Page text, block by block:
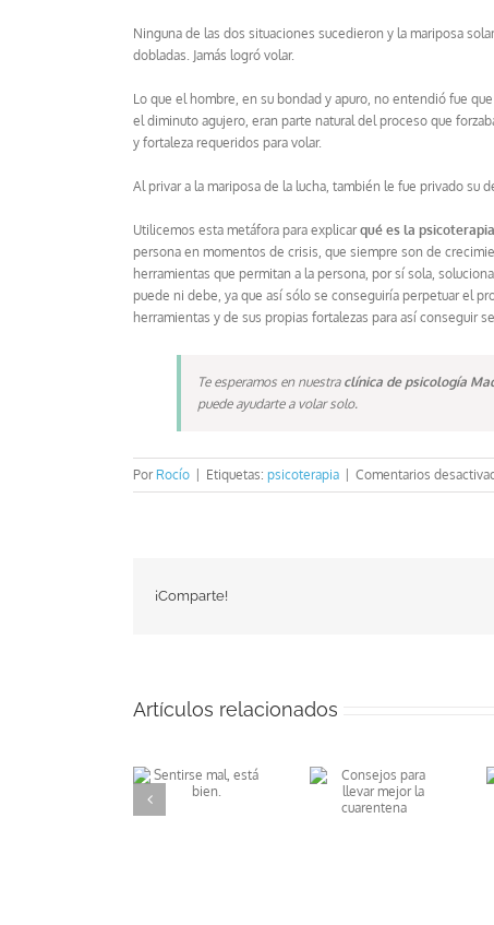
Ninguna de las dos situaciones sucedieron y la mariposa
dobladas. Jamás logró volar.
Lo que el hombre, en su bondad y apuro, no entendió fue
el diminuto agujero, eran parte natural del proceso que
y fortaleza requeridos para volar.
Al privar a la mariposa de la lucha, también le fue privado su
Utilicemos esta metáfora para explicarqué es la psicoterapia
persona en momentos de crisis, que siempre son de
herramientas que permitan a la persona, por sí sola,
puede ni debe, ya que así sólo se conseguiría perpetuar el
herramientas y de sus propias fortalezas para así conseguir
Te esperamos en nuestra clínica de psicología
puede ayudarte a volar solo.
PorRocío Etiquetas: psicoterapia Comentarios
¡Comparte!
Artículos relacionados
Consejos para
Qué hacer si
tu hijo moja la